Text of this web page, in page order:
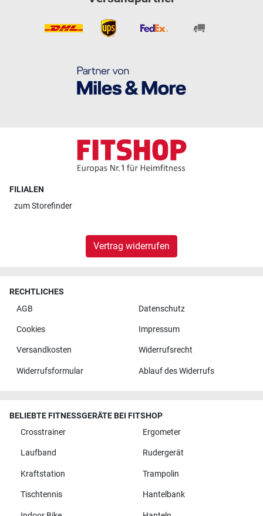
FILIALEN
zumStorefinder
Vertrag widerrufen
RECHTLICHES
AGB
Datenschutz
Cookies Impressum
Versandkosten Widerrufsrecht
Widerrufsformular Ablauf des Widerrufs
BELIEBTE FITNESSGERÄTE BEI FITSHOP
Crosstrainer
Ergometer
Laufband Rudergerät
Kraftstation Trampolin
Tischtennis Hantelbank